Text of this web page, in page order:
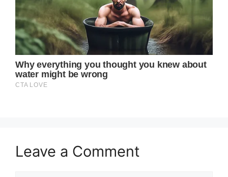
Leave a Comment